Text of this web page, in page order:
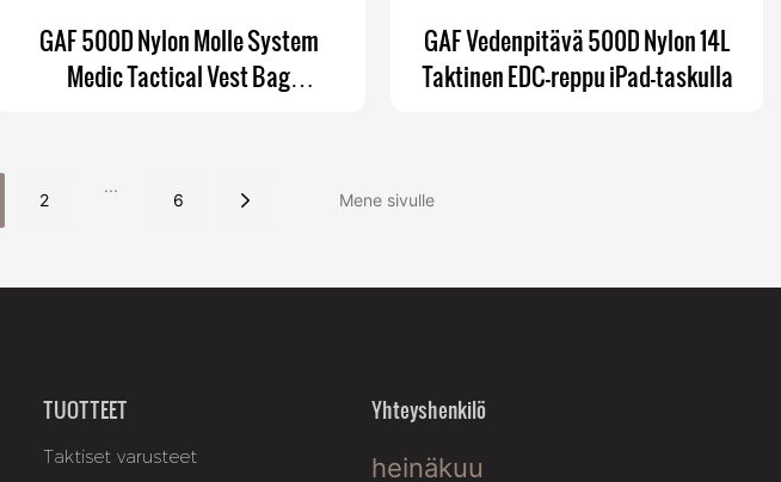
GAF 500D Nylon Molle System
Medic Tactical Vest Bag
nauhakiinnittimillämme
GAF Vedenpitävä 500D Nylon 14L
Taktinen EDC-reppu iPad-taskulla
2
...
6
TUOTTEET
Taktiset varusteet
Yhteyshenkilö
heinäkuu